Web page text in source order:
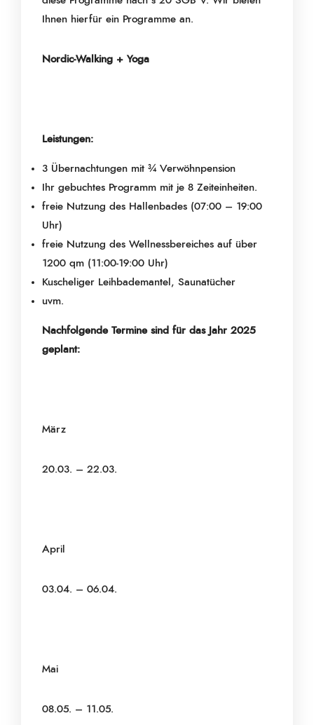
Ihnen hierfür ein Programme an.
Nordic-Walking + Yoga
Leistungen:
3 Übernachtungen mit ¾ Verwöhnpension
Ihr gebuchtes Programm mit je 8 Zeiteinheiten.
freie Nutzung des Hallenbades (07:00 – 19:00
Uhr)
freie Nutzung des Wellnessbereiches auf über
1200 qm (11:00-19:00 Uhr)
Kuscheliger Leihbademantel, Saunatücher
uvm.
Nachfolgende Termine sind für das Jahr 2025
geplant:
März
20.03. – 22.03.
April
03.04. – 06.04.
Mai
08.05. – 11.05.